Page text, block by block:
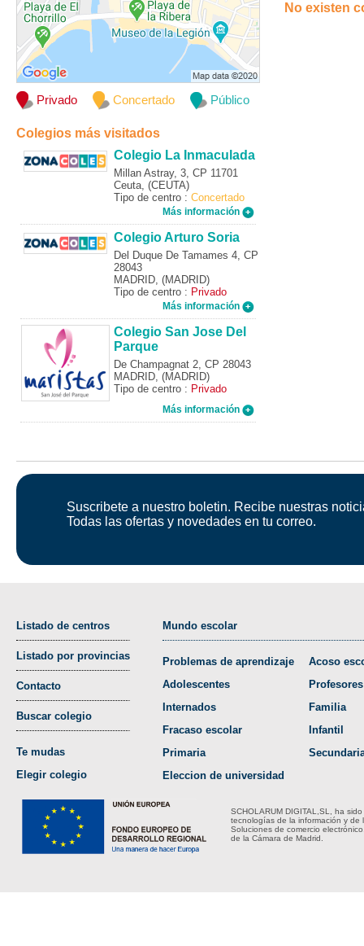
Privado Concertado Público
Colegios más visitados
Colegio La Inmaculada
Millan Astray, 3, CP 11701
Ceuta, (CEUTA)
Tipo de centro : Concertado
Más información
Colegio Arturo Soria
Del Duque De Tamames 4, CP
28043
MADRID, (MADRID)
Tipo de centro : Privado
Más información
Colegio San Jose Del
Parque
De Champagnat 2, CP 28043
MADRID, (MADRID)
Tipo de centro : Privado
Más información
No existen
Suscribete a nuestro boletin. Recibe nuestras
Todas las ofertas y novedades en tu correo.
Listado de centros
Listado por provincias
Contacto
Buscar colegio
Te mudas
Elegir colegio
Mundo escolar
Problemas de aprendizaje
Adolescentes
Internados
Fracaso escolar
Primaria
Eleccion de universidad
Acoso
Profesores
Familia
Infantil
SCHOLARUM DIGITAL,SL, ha
tecnologías de la información y de
Soluciones de comercio
de la Cámara de Madrid.